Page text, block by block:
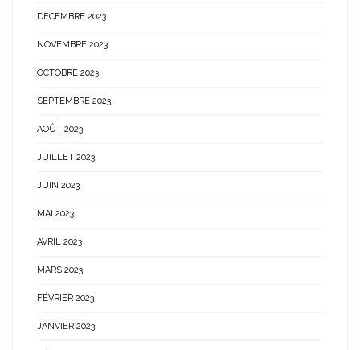
DÉCEMBRE 2023
NOVEMBRE 2023
OCTOBRE 2023
SEPTEMBRE 2023
AOÛT 2023
JUILLET 2023
JUIN 2023
MAI 2023
AVRIL 2023
MARS 2023
FÉVRIER 2023
JANVIER 2023